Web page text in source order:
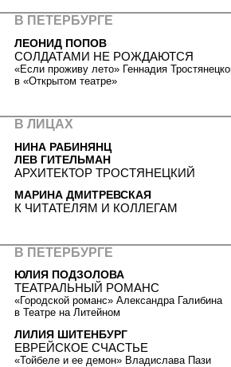
В ПЕТЕРБУРГЕ
ЛЕОНИД ПОПОВ
СОЛДАТАМИ НЕ РОЖДАЮТСЯ
«Если проживу лето» Геннадия
в «Открытом театре»
В ЛИЦАХ
НИНА РАБИНЯНЦ
ЛЕВ ГИТЕЛЬМАН
АРХИТЕКТОР ТРОСТЯНЕЦКИЙ
МАРИНА ДМИТРЕВСКАЯ
К ЧИТАТЕЛЯМ И КОЛЛЕГАМ
В ПЕТЕРБУРГЕ
ЮЛИЯ ПОДЗОЛОВА
ТЕАТРАЛЬНЫЙ РОМАНС
«Городской романс» Александра Галибина
в Театре на Литейном
ЛИЛИЯ ШИТЕНБУРГ
ЕВРЕЙСКОЕ СЧАСТЬЕ
«Тойбеле и ее демон» Владислава Пази